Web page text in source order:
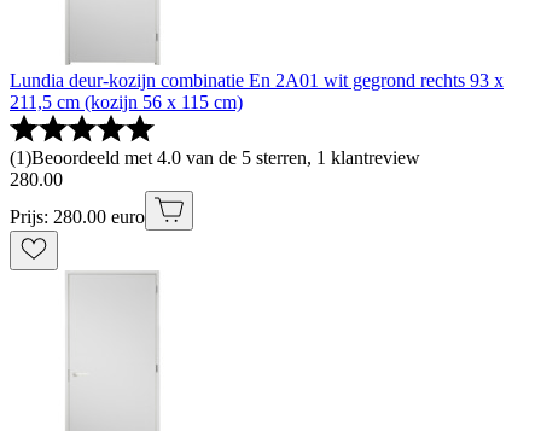
Lundia deur-kozijn combinatie En 2A01 wit gegrond rechts 93 x
211,5 cm (kozijn 56 x 115 cm)
(1)Beoordeeld met 4.0 van de 5 sterren, 1 klantreview
280.00
Prijs: 280.00 euro